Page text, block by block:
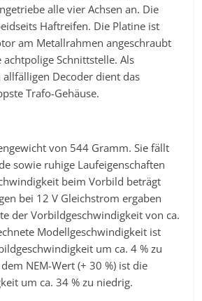
alle vier Achsen an. Die
Haftreifen. Die Platine ist
am Metallrahmen angeschraubt
Schnittstelle. Als
Decoder dient das
Trafo-Gehäuse.
von 544 Gramm. Sie fällt
sowie ruhige Laufeigenschaften
beim Vorbild beträgt
bei 12 V Gleichstrom ergaben
der Vorbildgeschwindigkeit von ca.
Modellgeschwindigkeit ist
um ca. 4 % zu
NEM-Wert (+ 30 %) ist die
um ca. 34 % zu niedrig.